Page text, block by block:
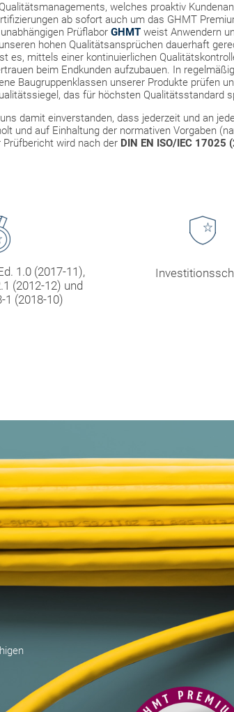
welches proaktiv
ab sofort auch um das GHMT
Prüflabor GHMT weist Anwendern
hohen Qualitätsansprüchen dauerhaft
es, mittels einer kontinuierlichen
beim Endkunden aufzubauen. In
Baugruppenklassen unserer Produkte prüfen
das für höchsten Qualitätsstandard
damit einverstanden, dass jederzeit und an
und auf Einhaltung der normativen Vorgaben
wird nach der DIN EN ISO/IEC 17025
1.0 (2017-11),
(2012-12) und
1 (2018-10)